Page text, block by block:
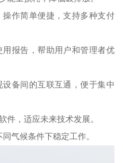
作简单便捷，支持多种支付
报告，帮助用户和管理者优
备间的互联互通，便于集中
件，适应未来技术发展。
气候条件下稳定工作。